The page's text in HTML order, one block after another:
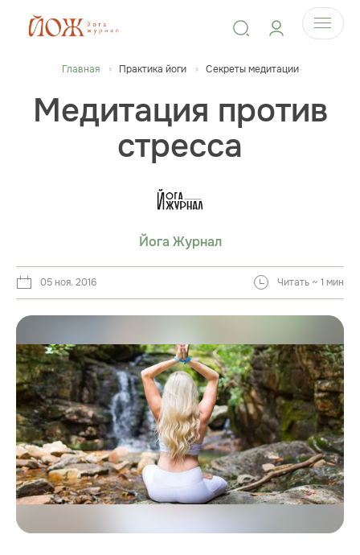
Главная Практика йоги Секреты медитации
Медитация против
стресса
Йога Журнал
05 ноя. 2016 Читать ~ 1 мин